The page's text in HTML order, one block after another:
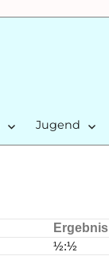
Jugend
Ergebnis
½:½